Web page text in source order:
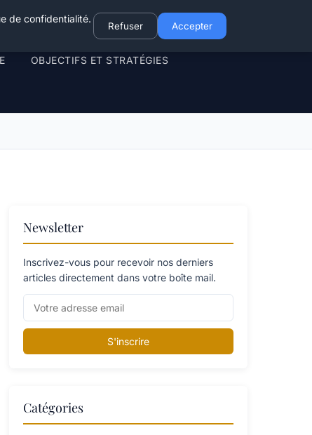
OBJECTIFS ET STRATÉGIES
Newsletter
Inscrivez-vous pour recevoir nos derniers
articles directement dans votre boîte mail.
S'inscrire
Catégories
de confidentialité.
Refuser Accepter